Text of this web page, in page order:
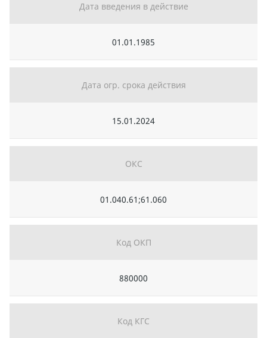
Дата введения в действие
01.01.1985
Дата огр. срока действия
15.01.2024
ОКС
01.040.61;61.060
Код ОКП
880000
Код КГС